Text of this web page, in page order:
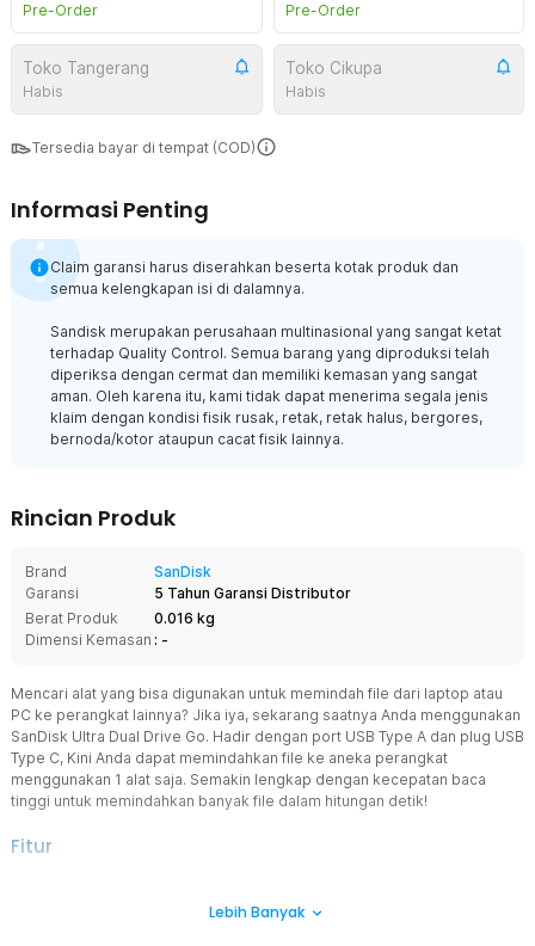
Pre-Order Pre-Order
Toko Tangerang
Habis
Toko Cikupa
Habis
Tersedia bayar di tempat (COD)
Informasi Penting
Claim garansi harus diserahkan beserta kotak produk dan
semua kelengkapan isi di dalamnya.
Sandisk merupakan perusahaan multinasional yang sangat ketat
terhadap Quality Control. Semua barang yang diproduksi telah
diperiksa dengan cermat dan memiliki kemasan yang sangat
aman. Oleh karena itu, kami tidak dapat menerima segala jenis
klaim dengan kondisi fisik rusak, retak, retak halus, bergores,
bernoda/kotor ataupun cacat fisik lainnya.
Rincian Produk
Brand
SanDisk
Garansi
5 Tahun Garansi Distributor
Berat Produk
0.016 kg
Dimensi Kemasan : -
Mencari alat yang bisa digunakan untuk memindah file dari laptop atau
PC ke perangkat lainnya? Jika iya, sekarang saatnya Anda menggunakan
SanDisk Ultra Dual Drive Go. Hadir dengan port USB Type A dan plug USB
Type C, Kini Anda dapat memindahkan file ke aneka perangkat
menggunakan 1 alat saja. Semakin lengkap dengan kecepatan baca
tinggi untuk memindahkan banyak file dalam hitungan detik!
Fitur
Tak perlu pusing mencari OTG untuk menggunakan memindahkan
Lebih Banyak